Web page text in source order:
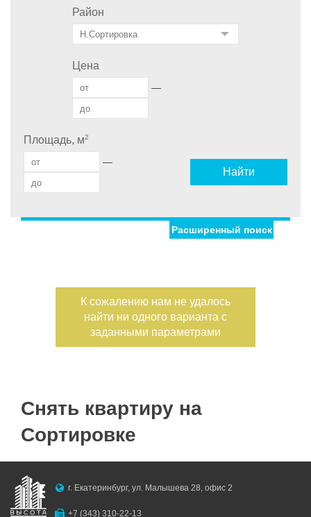
Район
Цена
—
Площадь, м2
—
Найти
Дом С фото
Расширенный поиск
Снять квартиру на
Сортировке
К сожалению нам не удалось
найти ни одного варианта с
заданными параметрами
г. Екатеринбург, ул. Малышева 28, офис 2
+7 (343) 310-22-13